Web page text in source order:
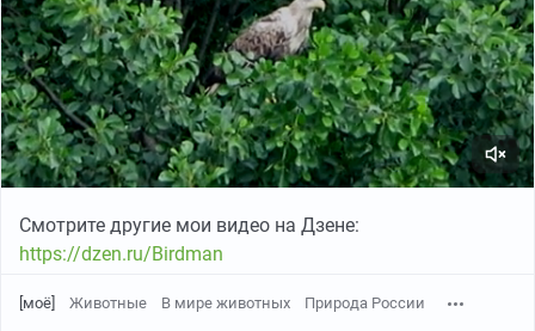
Смотрите другие мои видео на Дзене:
https://dzen.ru/Birdman
[моё] Животные В мире животных Природа России